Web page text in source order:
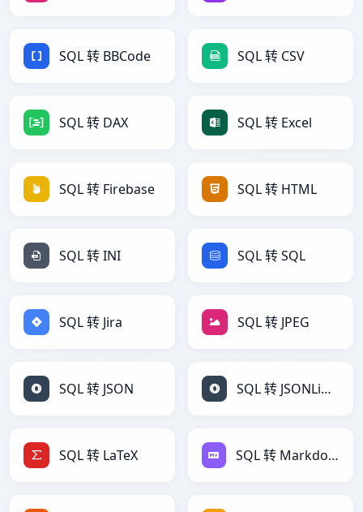
SQL 转 BBCode SQL 转 CSV
SQL 转 DAX SQL 转 Excel
SQL 转 Firebase SQL 转 HTML
SQL 转 INI SQL 转 SQL
SQL 转 Jira SQL 转 JPEG
SQL 转 JSON SQL 转 JSONLines
SQL 转 LaTeX SQL 转 Markdown